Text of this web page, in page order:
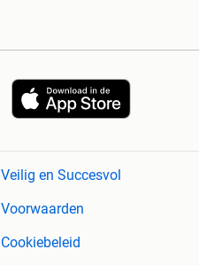
Veilig en Succesvol
Voorwaarden
Cookiebeleid